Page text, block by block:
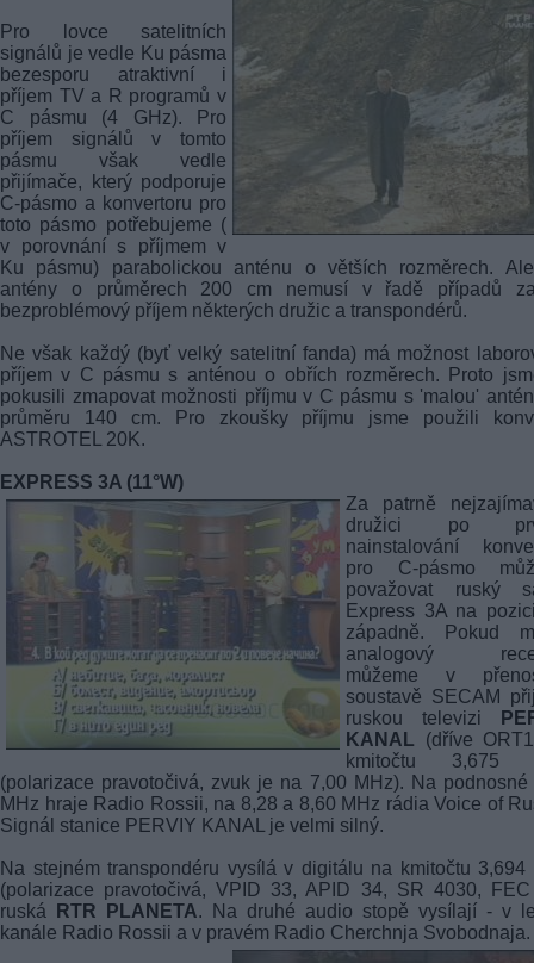
Pro lovce satelitních
signálů je vedle Ku pásma
bezesporu atraktivní i
příjem TV a R programů v
C pásmu (4 GHz). Pro
příjem signálů v tomto
pásmu však vedle
přijímače, který podporuje
C-pásmo a konvertoru pro
toto pásmo potřebujeme (
v porovnání s příjmem v
Ku pásmu) parabolickou anténu o větších rozměrech.
antény o průměrech 200 cm nemusí v řadě případů
bezproblémový příjem některých družic a transpondérů.
Ne však každý (byť velký satelitní fanda) má možnost
příjem v C pásmu s anténou o obřích rozměrech. Proto
pokusili zmapovat možnosti příjmu v C pásmu s 'malou'
průměru 140 cm. Pro zkoušky příjmu jsme použili
ASTROTEL 20K.
EXPRESS 3A (11°W)
Za patrně
družici po
nainstalování
pro C-pásmo
považovat ruský
Express 3A na
západně. Pokud
analogový
můžeme v
soustavě SECAM
ruskou televizi
KANAL (dříve
kmitočtu 3,675
(polarizace pravotočivá, zvuk je na 7,00 MHz). Na podnosné
MHz hraje Radio Rossii, na 8,28 a 8,60 MHz rádia Voice of
Signál stanice PERVIY KANAL je velmi silný.
Na stejném transpondéru vysílá v digitálu na kmitočtu 3,694
(polarizace pravotočivá, VPID 33, APID 34, SR 4030,
ruská
RTR PLANETA. Na druhé audio stopě vysílají - v
kanále Radio Rossii a v pravém Radio Cherchnja Svobodnaja.